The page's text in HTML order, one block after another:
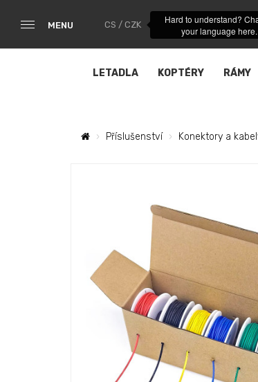
MENU CS / CZK
Hard to understand?
your language here.
LETADLA KOPTÉRY RÁMY
Příslušenství Konektory a